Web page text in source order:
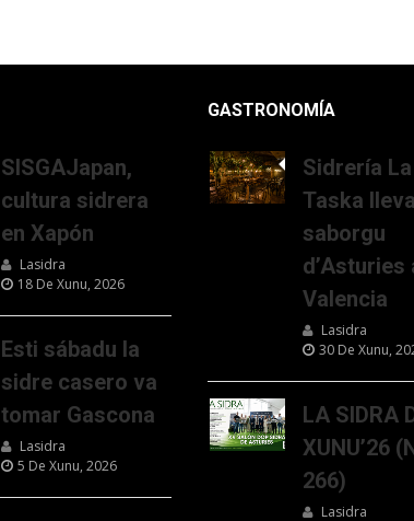
SISGAJapan,
cultura sidrera
en Xapón
Lasidra
18 De Xunu, 2026
Esti sábadu la
sidre casero va
tomar Gascona
Lasidra
5 De Xunu, 2026
GASTRONOMÍA
Sidrería La
Taska
saborgu
d’Asturies
Valencia
Lasidra
30 De Xunu,
LA SIDRA
XUNU’26
266)
Lasidra